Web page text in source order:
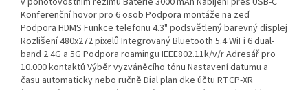
Konferenční hovor pro 6 osob Podpora montáže na zeď
Podpora HDMS Funkce telefonu 4.3" podsvětlený barevný displej
Rozlišení 480x272 pixelů Integrovaný Bluetooth 5.4 WiFi 6 dual-
band 2.4G a 5G Podpora roamingu IEEE802.11k/v/r Adresář pro
10.000 kontaktů Výběr vyzváněcího tónu Nastavení datumu a
času automaticky nebo ručně Dial plan dke účtu RTCP-XR